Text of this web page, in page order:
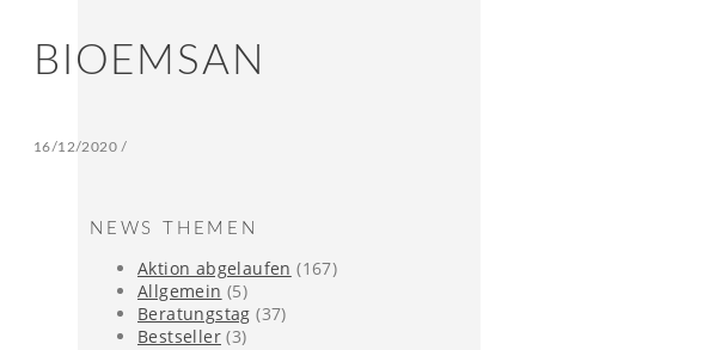
BIOEMSAN
16/12/2020 /
NEWS THEMEN
Aktion abgelaufen (167)
Allgemein (5)
Beratungstag (37)
Bestseller (3)